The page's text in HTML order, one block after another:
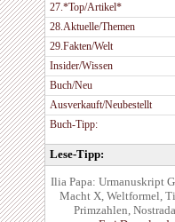
27.*Top/Artikel*
28.Aktuelle/Themen
29.Fakten/Welt
Insider/Wissen
Buch/Neu
Ausverkauft/Neubestellt
Buch-Tipp:
Lese-Tipp:
Ilia Papa: Urmanuskript
Macht X, Weltformel,
Primzahlen,